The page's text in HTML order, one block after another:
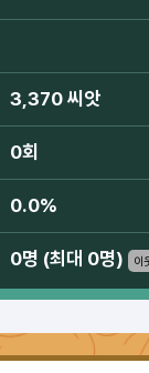
3,370 씨앗
0회
0.0%
0명 (최대 0명) 이